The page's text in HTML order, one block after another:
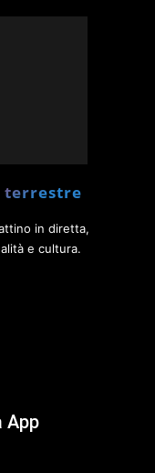
terrestre
in diretta,
e cultura.
App